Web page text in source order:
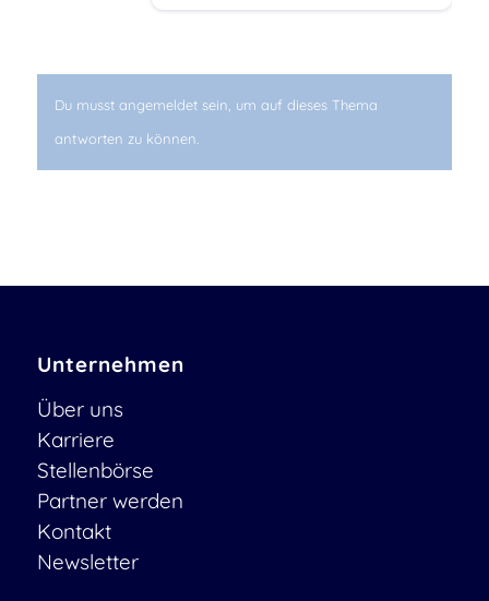
Du musst angemeldet sein, um auf dieses Thema
antworten zu können.
Unternehmen
Über uns
Karriere
Stellenbörse
Partner werden
Kontakt
Newsletter